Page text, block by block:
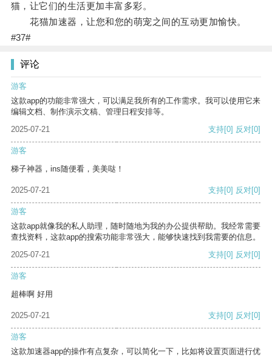
猫，让它们的生活更加丰富多彩。
花猫加速器，让您和您的萌宠之间的互动更加愉快。
#37#
评论
游客
这款app的功能非常强大，可以满足我所有的工作需求。我可以使用它来
编辑文档、制作演示文稿、管理日程安排等。
2025-07-21
支持[0] 反对[0]
游客
梯子神器，ins随便看，美美哒！
2025-07-21 支持[0] 反对[0]
游客
这款app就像我的私人助理，随时随地为我的办公提供帮助。我经常需要
查找资料，这款app的搜索功能非常强大，能够快速找到我需要的信息。
2025-07-21
支持[0] 反对[0]
游客
超棒啊 好用
2025-07-21 支持[0] 反对[0]
游客
这款加速器app的操作有点复杂，可以简化一下，比如将设置页面进行优